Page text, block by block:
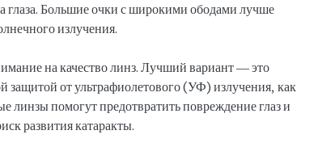
глаза. Большие очки с широкими ободами лучше
излучения.
на качество линз. Лучший вариант — это
защитой от ультрафиолетового (УФ) излучения, как
помогут предотвратить повреждение глаз и
развития катаракты.